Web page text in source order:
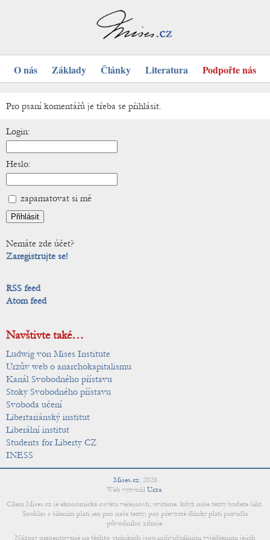
O nás Základy Články Literatura Podpořte nás
Pro psaní komentářů je třeba se přihlásit.
Login:
Heslo:
zapamatovat si mě
Nemáte zde účet?
Zaregistrujte se!
RSS feed
Atom feed
Navštivte také…
Ludwig von Mises Institute
Urzův web o anarchokapitalismu
Kanál Svobodného přístavu
Stoky Svobodného přístavu
Svoboda učení
Libertariánský institut
Liberální institut
Students for Liberty CZ
INESS
Mises.cz, 2026
Web vytvořil Urza.
Cílem Mises.cz je ekonomická osvěta veřejnosti; uvítáme, když naše texty budete šířit.
Souhlas s šířením platí jen pro naše texty; pro převzaté články platí pravidla
původního zdroje.
Názory prezentované na těchto stránkách jsou individuálními vyjádřeními jejich